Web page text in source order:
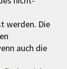
werden. Die
auch die